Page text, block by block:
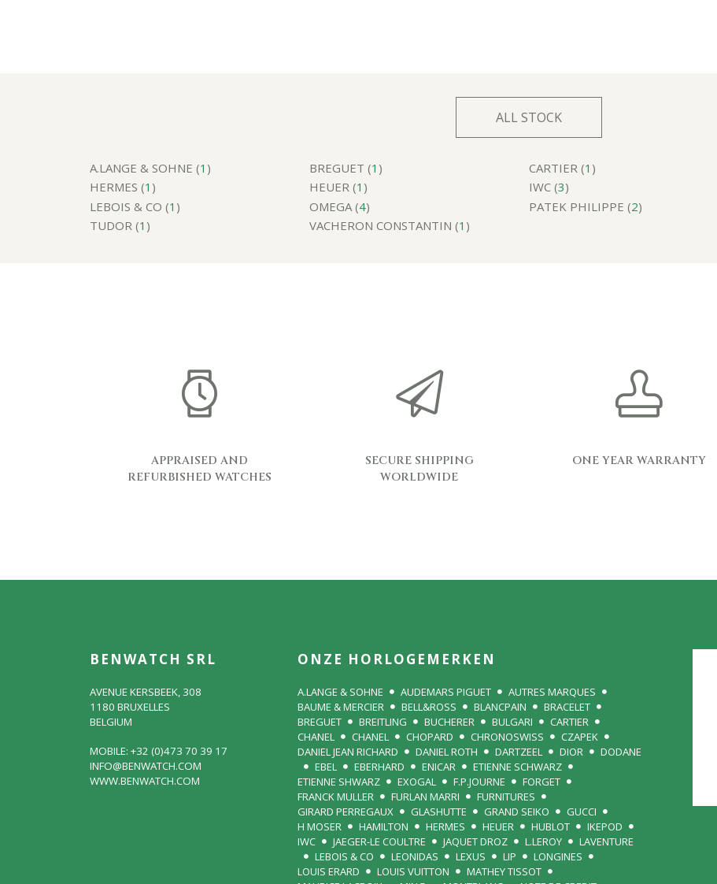
ALL STOCK
A.LANGE & SOHNE (1 ) BREGUET (1 ) CARTIER (1 )
HERMES (1 ) HEUER (1 ) IWC (3)
LEBOIS & CO (1 ) OMEGA (4) PATEK PHILIPPE (2)
TUDOR (1 ) VACHERON CONSTANTIN (1 )
APPRAISED AND
REFURBISHED WATCHES
SECURE SHIPPING
WORLDWIDE
ONE YEAR WARRANTY
BENWATCH SRL
AVENUE KERSBEEK, 308
1180 BRUXELLES
BELGIUM
MOBILE: +32 (0)473 70 39 17
INFO@BENWATCH.COM
WWW.BENWATCH.COM
ONZE HORLOGEMERKEN
A.LANGE & SOHNE AUDEMARS PIGUET
AUTRES MARQUES
BAUME & MERCIER
BELL&ROSS BLANCPAIN
BRACELET
BREGUET
BREITLING BUCHERER BULGARI
CARTIER
CHANEL
CHANEL CHOPARD CHRONOSWISS
CZAPEK
DANIEL JEAN RICHARD
DANIEL ROTH DARTZEEL DIOR
DODANE
EBEL
EBERHARD ENICAR
ETIENNE SCHWARZ
ETIENNE SHWARZ
EXOGAL F.P.JOURNE
FORGET
FRANCK MULLER
FURLAN MARRI
FURNITURES
GIRARD PERREGAUX
GLASHUTTE GRAND SEIKO
GUCCI
H MOSER
HAMILTON HERMES HEUER HUBLOT
IKEPOD
IWC
JAEGER-LE COULTRE JAQUET DROZ L.LEROY
LAVENTURE
LEBOIS & CO
LEONIDAS LEXUS LIP
LONGINES
LOUIS ERARD
LOUIS VUITTON
MATHEY TISSOT